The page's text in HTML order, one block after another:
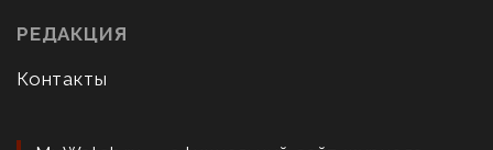
РЕДАКЦИЯ
Контакты